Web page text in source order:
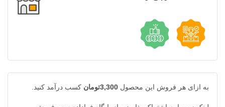
به ازای هر فروش این محصول 3,300تومان کسب درآمد کنید.